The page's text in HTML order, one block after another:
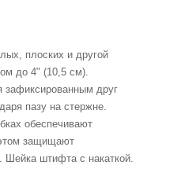
плоских и другой
до 4" (10,5 см).
зафиксированным друг
пазу на стержне.
обеспечивают
защищают
Шейка штифта с накаткой.